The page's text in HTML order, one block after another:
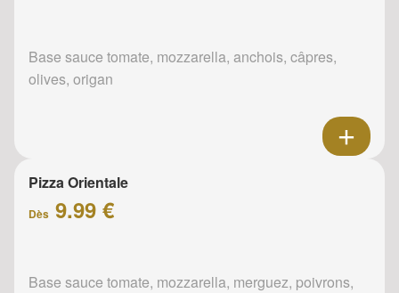
Base sauce tomate, mozzarella, anchois, câpres,
olives, origan
Pizza Orientale
Dès 9.99 €
Base sauce tomate, mozzarella, merguez, poivrons,